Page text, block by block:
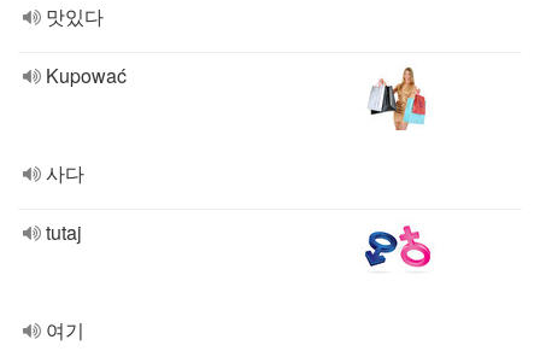
맛있다
Kupować
사다
tutaj
여기